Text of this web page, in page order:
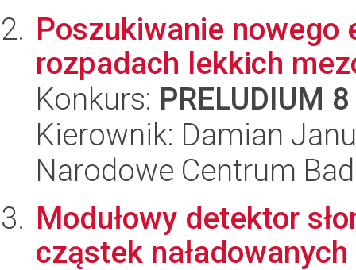
Poszukiwanie nowego
rozpadach lekkich
Konkurs: PRELUDIUM 8
Kierownik: Damian
Narodowe Centrum
Modułowy detektor
cząstek